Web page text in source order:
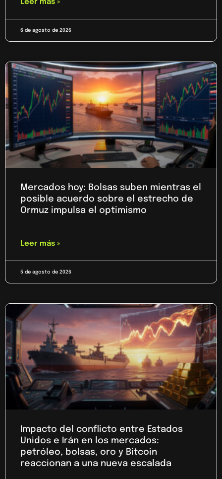
Leer más »
6 de agosto de 2026
Mercados hoy: Bolsas suben mientras el
posible acuerdo sobre el estrecho de
Ormuz impulsa el optimismo
Leer más »
5 de agosto de 2026
Impacto del conflicto entre Estados
Unidos e Irán en los mercados:
petróleo, bolsas, oro y Bitcoin
reaccionan a una nueva escalada